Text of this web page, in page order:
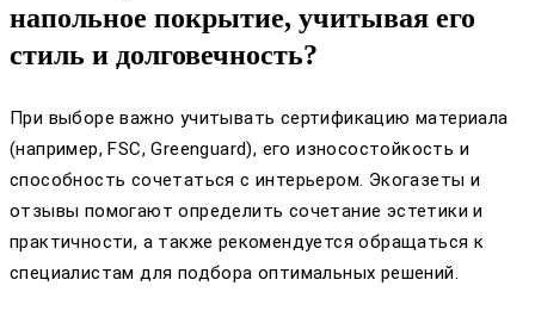
напольное покрытие, учитывая его
стиль и долговечность?
При выборе важно учитывать сертификацию материала
(например, FSC, Greenguard), его износостойкость и
способность сочетаться с интерьером. Экогазеты и
отзывы помогают определить сочетание эстетики и
практичности, а также рекомендуется обращаться к
специалистам для подбора оптимальных решений.